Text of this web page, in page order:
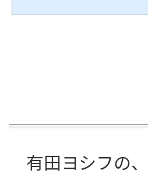
有田ヨシフの